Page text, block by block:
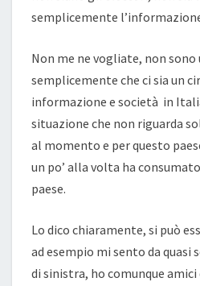
semplicemente
Non me ne vogliate, non
semplicemente che ci sia un
informazione e società in
situazione che non riguarda
al momento e per questo
un po’ alla volta ha
paese.
Lo dico chiaramente, si può
ad esempio mi sento da quasi
di sinistra, ho comunque